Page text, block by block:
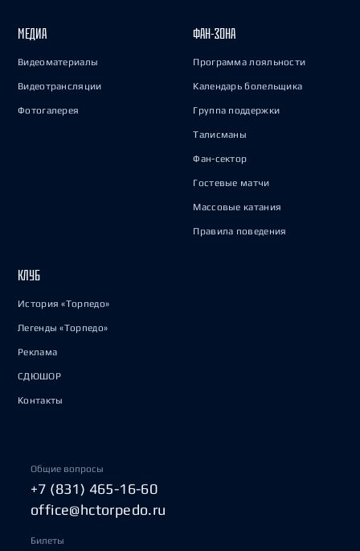
МЕДИА
Видеоматериалы
Видеотрансляции
Фотогалерея
ФАН-ЗОНА
Программа лояльности
Календарь болельщика
Группа поддержки
Талисманы
Фан-сектор
Гостевые матчи
Массовые катания
Правила поведения
КЛУБ
История «Торпедо»
Легенды «Торпедо»
Реклама
СДЮШОР
Контакты
Общие вопросы
+7 (831) 465-16-60
office@hctorpedo.ru
Билеты